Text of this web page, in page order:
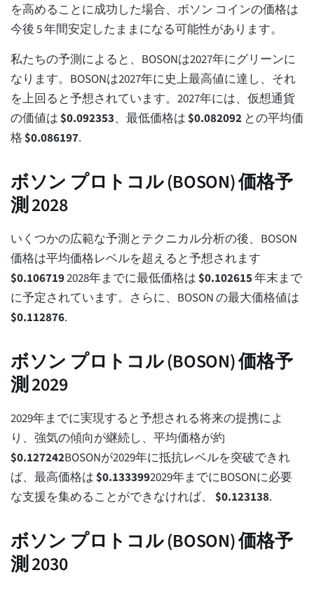
を高めることに成功した場合、ボソン コインの価格は
今後 5 年間安定したままになる可能性があります。
私たちの予測によると、BOSONは2027年にグリーンに
なります。BOSONは2027年に史上最高値に達し、それ
を上回ると予想されています。2027年には、仮想通貨
の価値は$0.092353、最低価格は$0.082092 との平均価
格$0.086197.
ボソン プロトコル (BOSON) 価格予
測 2028
いくつかの広範な予測とテクニカル分析の後、BOSON
価格は平均価格レベルを超えると予想されます
$0.1067192028年までに最低価格は$0.102615年末まで
に予定されています。さらに、BOSON の最大価格値は
$0.112876.
ボソン プロトコル (BOSON) 価格予
測 2029
2029年までに実現すると予想される将来の提携によ
り、強気の傾向が継続し、平均価格が約
$0.127242BOSONが2029年に抵抗レベルを突破できれ
ば、最高価格は$0.1333992029年までにBOSONに必要
な支援を集めることができなければ、 $0.123138.
ボソン プロトコル (BOSON) 価格予
測 2030